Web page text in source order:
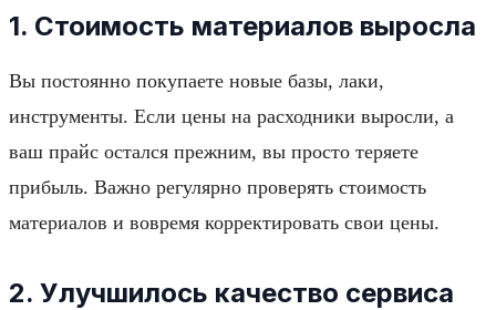
1. Стоимость материалов выросла
Вы постоянно покупаете новые базы, лаки,
инструменты. Если цены на расходники выросли, а
ваш прайс остался прежним, вы просто теряете
прибыль. Важно регулярно проверять стоимость
материалов и вовремя корректировать свои цены.
2. Улучшилось качество сервиса